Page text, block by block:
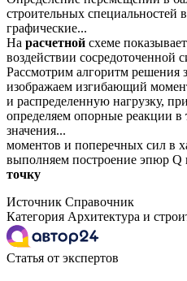
строительных специальностей
графические...
На расчетной схеме
воздействии сосредоточенной
Рассмотрим алгоритм решения
изображаем изгибающий
и распределенную нагрузку,
определяем опорные реакции в
значения...
моментов и поперечных сил в
выполняем построение эпюр
точку
Источник Справочник
Категория Архитектура и
Статья от экспертов